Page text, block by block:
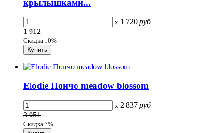
крылышками...
x 1 720 руб
1 912
Скидка 10%
Elodie Пончо meadow blossom
x 2 837 руб
3 051
Скидка 7%